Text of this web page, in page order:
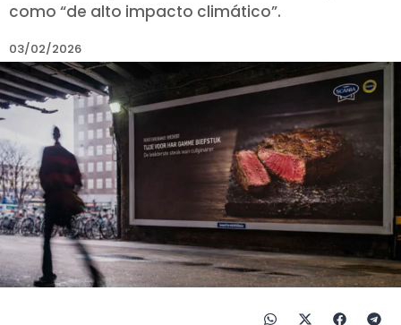
como “de alto impacto climático”.
03/02/2026